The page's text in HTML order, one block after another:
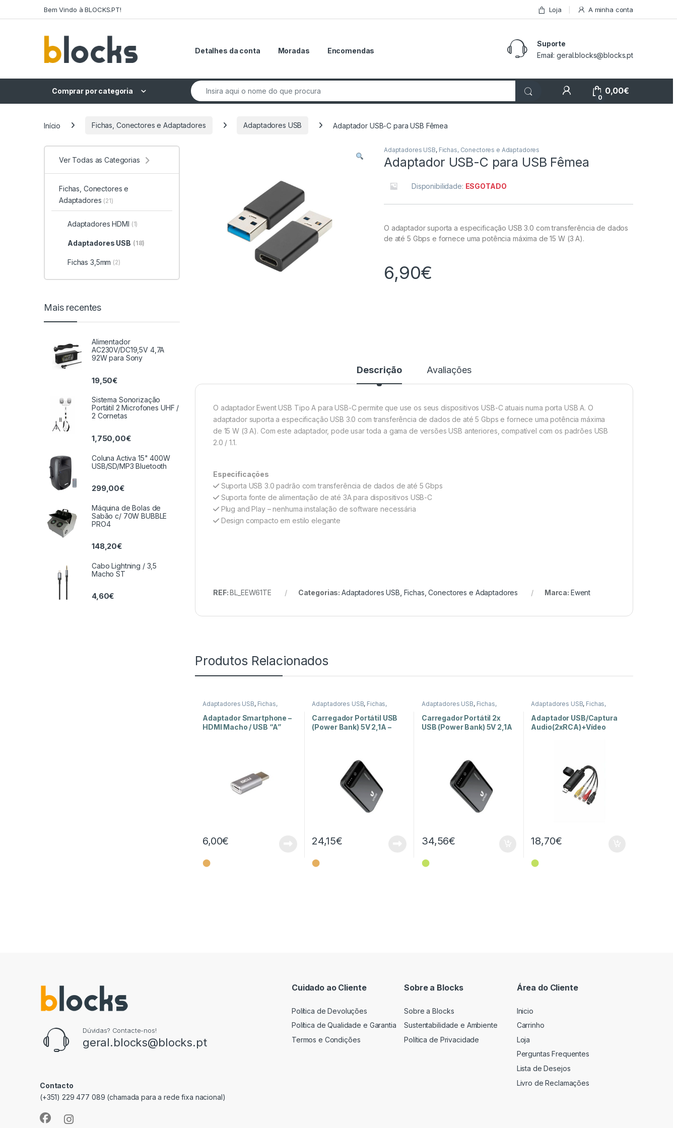
Bem Vindo à BLOCKS.PT! Loja A minha conta
Detalhes da conta Moradas Encomendas
Suporte
Email: geral.blocks@blocks.pt
Comprar por categoria
Search for:
My Account
0
0,00€
Início Fichas, Conectores e Adaptadores Adaptadores USB Adaptador USB-C para USB Fêmea
Adaptadores USB, Fichas, Conectores e Adaptadores
Adaptador USB-C para USB Fêmea
Disponibilidade: ESGOTADO
O adaptador suporta a especificação USB 3.0 com transferência de dados
de até 5 Gbps e fornece uma potência máxima de 15 W (3 A).
6,90€
Descrição Avaliações
O adaptador Ewent USB Tipo A para USB-C permite que use os seus dispositivos USB-C atuais numa porta USB A. O
adaptador suporta a especificação USB 3.0 com transferência de dados de até 5 Gbps e fornece uma potência máxima
de 15 W (3 A). Com este adaptador, pode usar toda a gama de versões USB anteriores, compatível com os padrões USB
2.0 / 1.1.
Especificações
Suporta USB 3.0 padrão com transferência de dados de até 5 Gbps
Suporta fonte de alimentação de até 3A para dispositivos USB-C
Plug and Play – nenhuma instalação de software necessária
Design compacto em estilo elegante
REF:BL_EEW61TE Categorias: Adaptadores USB Fichas, Conectores e Adaptadores Marca: Ewent
Produtos Relacionados
Adaptadores USB, Fichas,
Conectores e Adaptadores
Adaptador Smartphone –
HDMI Macho / USB “A”
6,00€
⬤
Adaptadores USB, Fichas,
Conectores e Adaptadores
Carregador Portátil USB
(Power Bank) 5V 2,1A –
24,15€
⬤
Adaptadores USB, Fichas,
Conectores e Adaptadores
Carregador Portátil 2x
USB (Power Bank) 5V 2,1A
34,56€
⬤
Adaptadores USB, Fichas,
Conectores e Adaptadores
Adaptador USB/Captura
Audio(2xRCA)+Vídeo
18,70€
⬤
Ver Todas as Categorias
Fichas, Conectores e
Adaptadores (21)
Adaptadores HDMI (1)
Adaptadores USB (18)
Fichas 3,5mm (2)
Mais recentes
Alimentador
AC230V/DC19,5V 4,7A
92W para Sony
19,50€
Sistema Sonorização
Portátil 2 Microfones UHF /
2 Cornetas
1,750,00€
Coluna Activa 15" 400W
USB/SD/MP3 Bluetooth
299,00€
Máquina de Bolas de
Sabão c/ 70W BUBBLE
PRO4
148,20€
Cabo Lightning / 3,5
Macho ST
4,60€
Dúvidas? Contacte-nos!
geral.blocks@blocks.pt
Contacto
(+351) 229 477 089 (chamada para a rede fixa nacional)
Cuidado ao Cliente
Política de Devoluções
Política de Qualidade e Garantia
Termos e Condições
Sobre a Blocks
Sobre a Blocks
Sustentabilidade e Ambiente
Política de Privacidade
Área do Cliente
Inicio
Carrinho
Loja
Perguntas Frequentes
Lista de Desejos
Livro de Reclamações